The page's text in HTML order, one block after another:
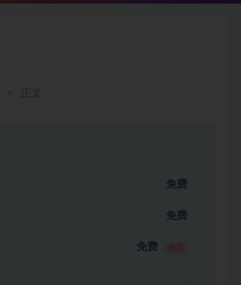
免费
免费
免费